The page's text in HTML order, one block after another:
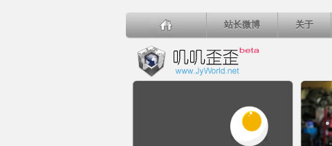
站长微博 关于